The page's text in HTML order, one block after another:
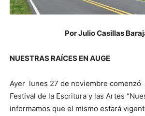
Por Julio Casillas
NUESTRAS RAÍCES EN AUGE
Ayer lunes 27 de noviembre comenzó
Festival de la Escritura y las Artes
informamos que el mismo estará